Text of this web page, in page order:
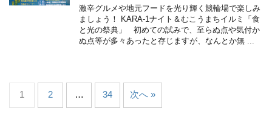
激辛グルメや地元フードを光り輝く競輪場で楽しみ
ましょう！ KARA-1ナイト＆むこうまちイルミ「食
と光の祭典」 初めての試みで、至らぬ点や気付か
ぬ点等が多々あったと存じますが、なんとか無 ...
1 2 … 34 次へ »